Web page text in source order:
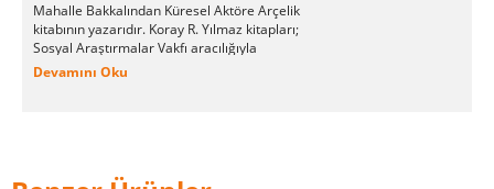
Mahalle Bakkalından Küresel Aktöre Arçelik
kitabının yazarıdır. Koray R. Yılmaz kitapları;
Sosyal Araştırmalar Vakfı aracılığıyla
kitapseverlerle buluşmuştur.
Devamını Oku